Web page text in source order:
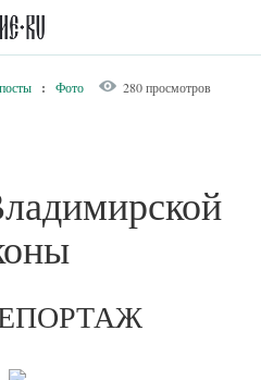
: Фото 280 просмотров